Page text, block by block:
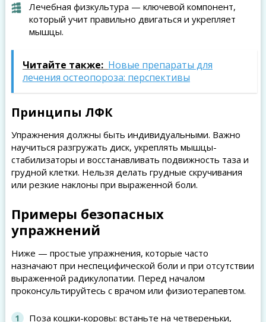
Лечебная физкультура — ключевой компонент,
который учит правильно двигаться и укрепляет
мышцы.
Читайте также: Новые препараты для
лечения остеопороза: перспективы
Принципы ЛФК
Упражнения должны быть индивидуальными. Важно
научиться разгружать диск, укреплять мышцы-
стабилизаторы и восстанавливать подвижность таза и
грудной клетки. Нельзя делать грудные скручивания
или резкие наклоны при выраженной боли.
Примеры безопасных
упражнений
Ниже — простые упражнения, которые часто
назначают при неспецифической боли и при отсутствии
выраженной радикулопатии. Перед началом
проконсультируйтесь с врачом или физиотерапевтом.
Поза кошки-коровы: встаньте на четвереньки,